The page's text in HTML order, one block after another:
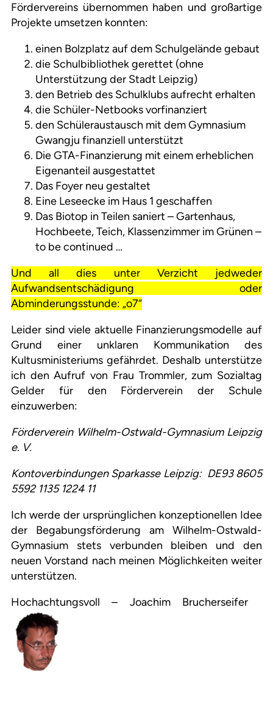
Fördervereins übernommen haben und großartige
Projekte umsetzen konnten:
einen Bolzplatz auf dem Schulgelände gebaut
die Schulbibliothek gerettet (ohne
Unterstützung der Stadt Leipzig)
den Betrieb des Schulklubs aufrecht erhalten
die Schüler-Netbooks vorfinanziert
den Schüleraustausch mit dem Gymnasium
Gwangju finanziell unterstützt
Die GTA-Finanzierung mit einem erheblichen
Eigenanteil ausgestattet
Das Foyer neu gestaltet
Eine Leseecke im Haus 1 geschaffen
Das Biotop in Teilen saniert – Gartenhaus,
Hochbeete, Teich, Klassenzimmer im Grünen –
to be continued …
Und all dies unter Verzicht jedweder
Aufwandsentschädigung oder
Abminderungsstunde: „o7“
Leider sind viele aktuelle Finanzierungsmodelle auf
Grund einer unklaren Kommunikation des
Kultusministeriums gefährdet. Deshalb unterstütze
ich den Aufruf von Frau Trommler, zum Sozialtag
Gelder für den Förderverein der Schule
einzuwerben:
Förderverein Wilhelm-Ostwald-Gymnasium Leipzig
e. V.
Kontoverbindungen Sparkasse Leipzig: DE93 8605
5592 1135 1224 11
Ich werde der ursprünglichen konzeptionellen Idee
der Begabungsförderung am Wilhelm-Ostwald-
Gymnasium stets verbunden bleiben und den
neuen Vorstand nach meinen Möglichkeiten weiter
unterstützen.
Hochachtungsvoll – Joachim Brucherseifer